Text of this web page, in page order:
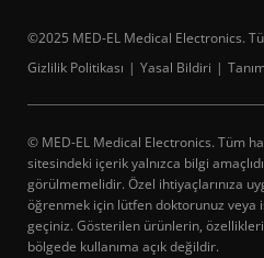
©2025 MED-EL Medical Electronics.
Gizlilik Politikası
Yasal Bildiri
© MED-EL Medical Electronics. Tüm
sitesindeki içerik yalnızca bilgi
görülmemelidir. Özel ihtiyaçlarınıza
öğrenmek için lütfen doktorunuz veya
geçiniz. Gösterilen ürünlerin,
bölgede kullanıma açık değildir.